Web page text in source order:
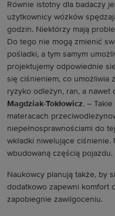
Równie istotny dla badaczy
użytkownicy wózków
godzin. Niektórzy mają
Do tego nie mogą zmienić
pośladki, a tym samym
projektujemy odpowiednie
się ciśnieniem, co umożliwia
ryzyko odleżyn, ran, a nawet
Magdziak-Tokłowicz. –
materacach
niepełnosprawnościami do
wkładki niwelujące
wbudowaną częścią pojazdu.
Naukowcy planują także, by
dodatkowo zapewni komfort
zapobiegnie zawilgoceniu.